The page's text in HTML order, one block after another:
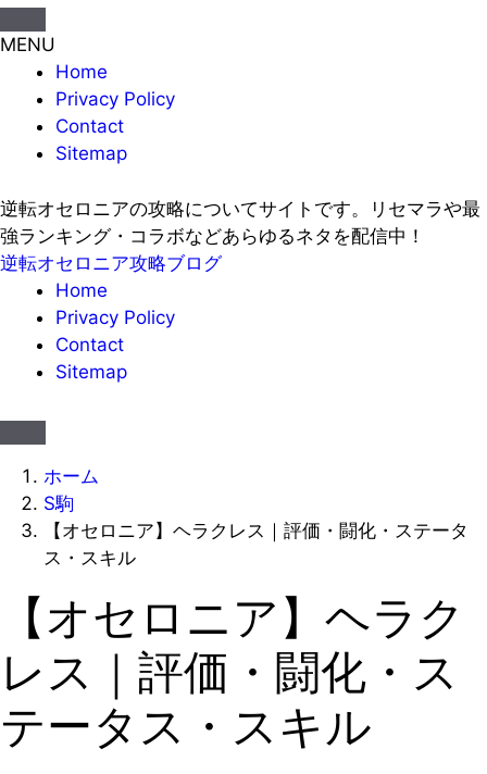
MENU
Home
Privacy Policy
Contact
Sitemap
逆転オセロニアの攻略についてサイトです。リセマラや最
強ランキング・コラボなどあらゆるネタを配信中！
逆転オセロニア攻略ブログ
Home
Privacy Policy
Contact
Sitemap
ホーム
S駒
【オセロニア】ヘラクレス｜評価・闘化・ステータ
ス・スキル
【オセロニア】ヘラク
レス｜評価・闘化・ス
テータス・スキル